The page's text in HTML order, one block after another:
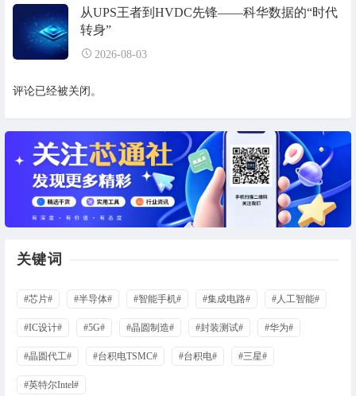
从UPS王者到HVDC先锋——科华数据的“时代
转身”
2026-08-03
评论已经被关闭。
关键词
#芯片# #半导体# #智能手机# #集成电路# #人工智能#
#IC设计# #5G# #晶圆制造# #封装测试# #华为#
#晶圆代工# #台积电TSMC# #台积电# #三星#
#英特尔Intel#